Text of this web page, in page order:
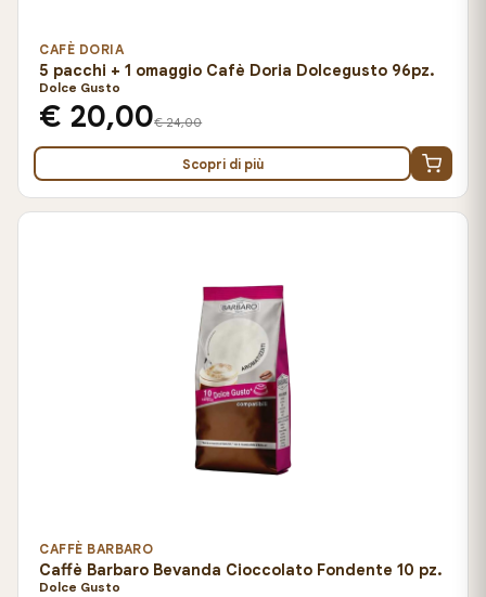
CAFÈ DORIA
5 pacchi + 1 omaggio Cafè Doria Dolcegusto 96pz.
Dolce Gusto
€ 20,00€ 24,00
Scopri di più
CAFFÈ BARBARO
Caffè Barbaro Bevanda Cioccolato Fondente 10 pz.
Dolce Gusto